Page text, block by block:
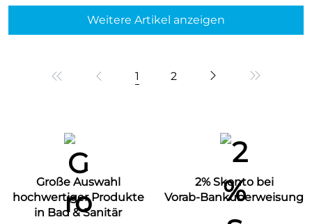
Weitere Artikel anzeigen
1 2
Große Auswahl
hochwertiger Produkte
in Bad & Sanitär
2% Skonto bei
Vorab-Banküberweisung